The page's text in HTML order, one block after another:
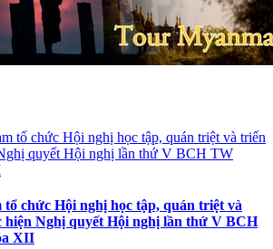
tổ chức Hội nghị học tập, quán triệt và
Nghị quyết Hội nghị lần thứ V BCH
XII